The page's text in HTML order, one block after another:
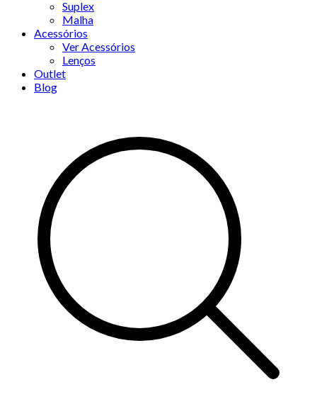
Suplex
Malha
Acessórios
Ver Acessórios
Lenços
Outlet
Blog